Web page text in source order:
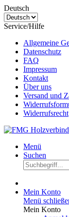
Deutsch
Service/Hilfe
Allgemeine
Datenschutz
FAQ
Impressum
Kontakt
Über uns
Versand und
Widerrufsrecht
Menü
Suchen
Mein Konto
Menü
Mein Konto